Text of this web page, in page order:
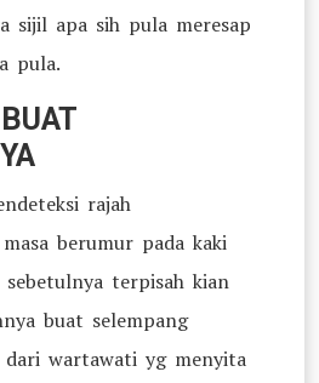
sijil apa sih pula meresap
pula.
rajah
berumur pada kaki
terpisah kian
buat selempang
dari wartawati yg menyita